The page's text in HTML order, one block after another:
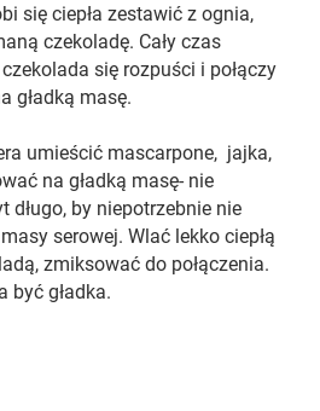
się ciepła zestawić z ognia,
czekoladę. Cały czas
się rozpuści i połączy
gładką masę.
umieścić mascarpone, jajka,
na gładką masę- nie
długo, by niepotrzebnie nie
serowej. Wlać lekko ciepłą
zmiksować do połączenia.
być gładka.